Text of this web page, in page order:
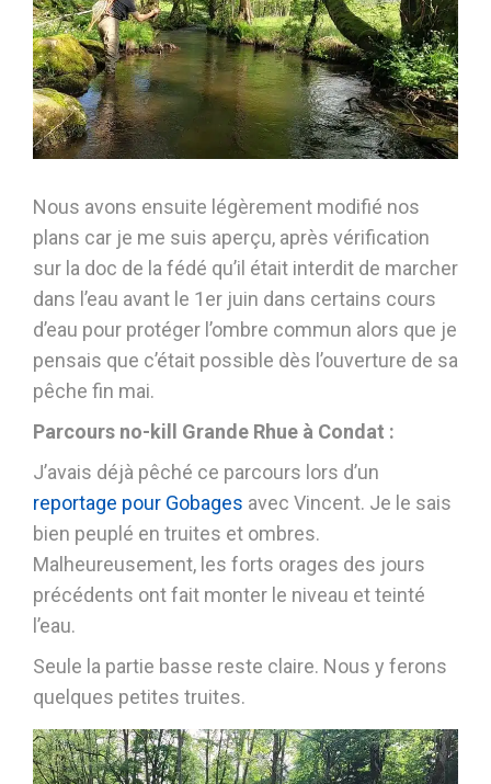
Nous avons ensuite légèrement modifié nos
plans car je me suis aperçu, après vérification
sur la doc de la fédé qu’il était interdit de marcher
dans l’eau avant le 1er juin dans certains cours
d’eau pour protéger l’ombre commun alors que je
pensais que c’était possible dès l’ouverture de sa
pêche fin mai.
Parcours no-kill Grande Rhue à Condat :
J’avais déjà pêché ce parcours lors d’un
reportage pour Gobages avec Vincent. Je le sais
bien peuplé en truites et ombres.
Malheureusement, les forts orages des jours
précédents ont fait monter le niveau et teinté
l’eau.
Seule la partie basse reste claire. Nous y ferons
quelques petites truites.